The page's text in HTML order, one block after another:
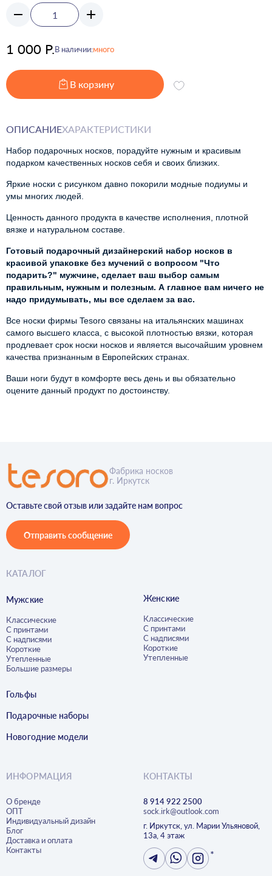
1 000 Р.В наличии:много
В корзину
ОПИСАНИЕХАРАКТЕРИСТИКИ
Набор подарочных носков, порадуйте нужным и красивым
подарком качественных носков себя и своих близких.
Яркие носки с рисунком давно покорили модные подиумы и
умы многих людей.
Ценность данного продукта в качестве исполнения, плотной
вязке и натуральном составе.
Готовый подарочный дизайнерский набор носков в
красивой упаковке без мучений с вопросом "Что
подарить?" мужчине, сделает ваш выбор самым
правильным, нужным и полезным. А главное вам ничего не
надо придумывать, мы все сделаем за вас.
Все носки фирмы Tesoro связаны на итальянских машинах
самого высшего класса, с высокой плотностью вязки, которая
продлевает срок носки носков и является высочайшим уровнем
качества признанным в Европейских странах.
Ваши ноги будут в комфорте весь день и вы обязательно
оцените данный продукт по достоинству.
Фабрика носков
г. Иркутск
Оставьте свой отзыв или задайте нам вопрос
Отправить сообщение
КАТАЛОГ
Мужские
Классические
С принтами
С надписями
Короткие
Утепленные
Большие размеры
Женские
Классические
С принтами
С надписями
Короткие
Утепленные
Гольфы
Подарочные наборы
Новогодние модели
ИНФОРМАЦИЯ
О бренде
ОПТ
Индивидуальный дизайн
Блог
Доставка и оплата
Контакты
КОНТАКТЫ
8 914 922 2500
sock.irk@outlook.com
г. Иркутск, ул. Марии Ульяновой,
13а, 4 этаж
*